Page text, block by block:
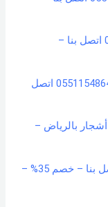
شركة جلي بلاط بحفر الباطن – 0551154864 اتصل بنا –
شركة مكافحة النمل الابيض بحفر الباطن – 0551154864 اتصل
بالرياض –
شركة تنظيف كنب بحائل – 0551154864 اتصل بنا – خصم 35% –